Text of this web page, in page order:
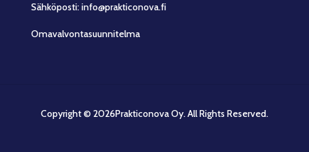
Sähköposti: info@prakticonova.fi
Omavalvontasuunnitelma
Copyright © 2026Prakticonova Oy. All Rights Reserved.